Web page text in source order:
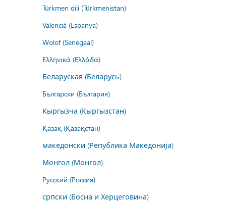
Türkmen dili (Türkmenistan)
Valencià (Espanya)
Wolof (Senegaal)
Ελληνικά (Ελλάδα)
Беларуская (Беларусь)
Български (България)
Кыргызча (Кыргызстан)
Қазақ (Қазақстан)
македонски (Република Македонија)
Монгол (Монгол)
Русский (Россия)
српски (Босна и Херцеговина)